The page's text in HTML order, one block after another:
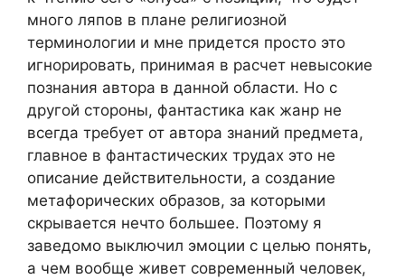
много ляпов в плане религиозной
терминологии и мне придется просто это
игнорировать, принимая в расчет невысокие
познания автора в данной области. Но с
другой стороны, фантастика как жанр не
всегда требует от автора знаний предмета,
главное в фантастических трудах это не
описание действительности, а создание
метафорических образов, за которыми
скрывается нечто большее. Поэтому я
заведомо выключил эмоции с целью понять,
а чем вообще живет современный человек,